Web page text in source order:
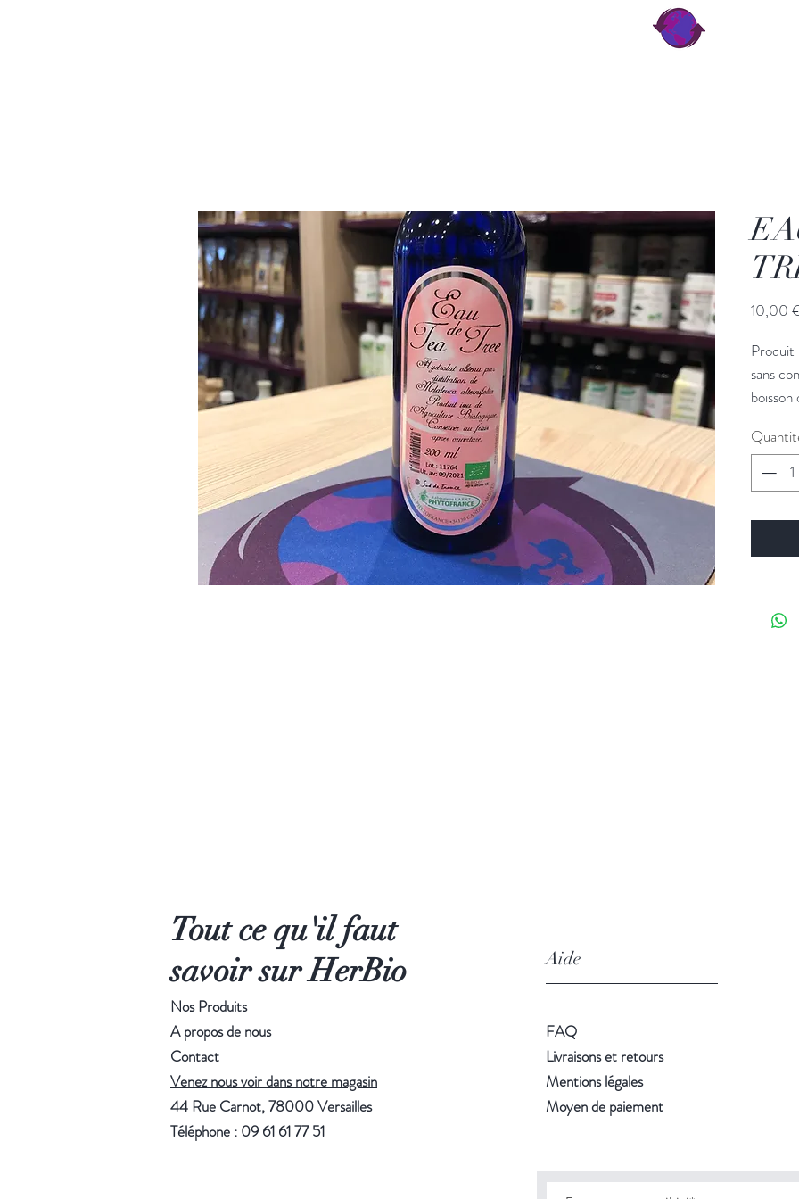
10,00
Produit
sans
Tout ce qu'il faut
savoir sur HerBio
Nos Produits
A propos de nous
Contact
Venez nous voir dans notre magasin
44 Rue Carnot, 78000 Versailles
Téléphone : 09 61 61 77 51
Aide
FAQ
Livraisons et retours
Mentions légales
Moyen de paiement